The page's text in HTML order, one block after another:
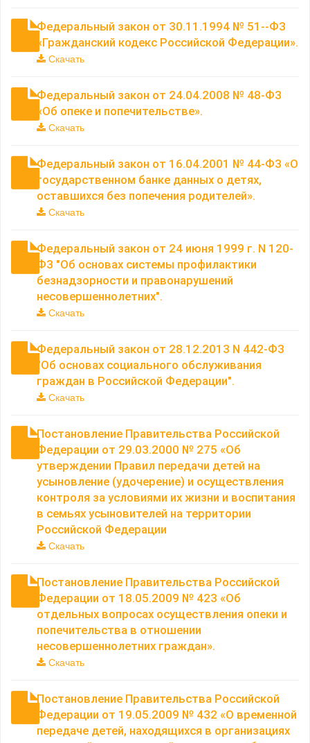
Федеральный закон от 30.11.1994 № 51--ФЗ
«Гражданский кодекс Российской Федерации».
Скачать
Федеральный закон от 24.04.2008 № 48-ФЗ
«Об опеке и попечительстве».
Скачать
Федеральный закон от 16.04.2001 № 44-ФЗ «О
государственном банке данных о детях,
оставшихся без попечения родителей».
Скачать
Федеральный закон от 24 июня 1999 г. N 120-
ФЗ "Об основах системы профилактики
безнадзорности и правонарушений
несовершеннолетних".
Скачать
Федеральный закон от 28.12.2013 N 442-ФЗ
"Об основах социального обслуживания
граждан в Российской Федерации".
Скачать
Постановление Правительства Российской
Федерации от 29.03.2000 № 275 «Об
утверждении Правил передачи детей на
усыновление (удочерение) и осуществления
контроля за условиями их жизни и воспитания
в семьях усыновителей на территории
Российской Федерации
Скачать
Постановление Правительства Российской
Федерации от 18.05.2009 № 423 «Об
отдельных вопросах осуществления опеки и
попечительства в отношении
несовершеннолетних граждан».
Скачать
Постановление Правительства Российской
Федерации от 19.05.2009 № 432 «О временной
передаче детей, находящихся в организациях